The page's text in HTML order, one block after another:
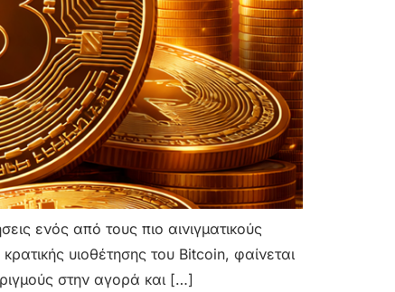
ενός από τους πιο αινιγματικούς
υιοθέτησης του Bitcoin, φαίνεται
στην αγορά και […]